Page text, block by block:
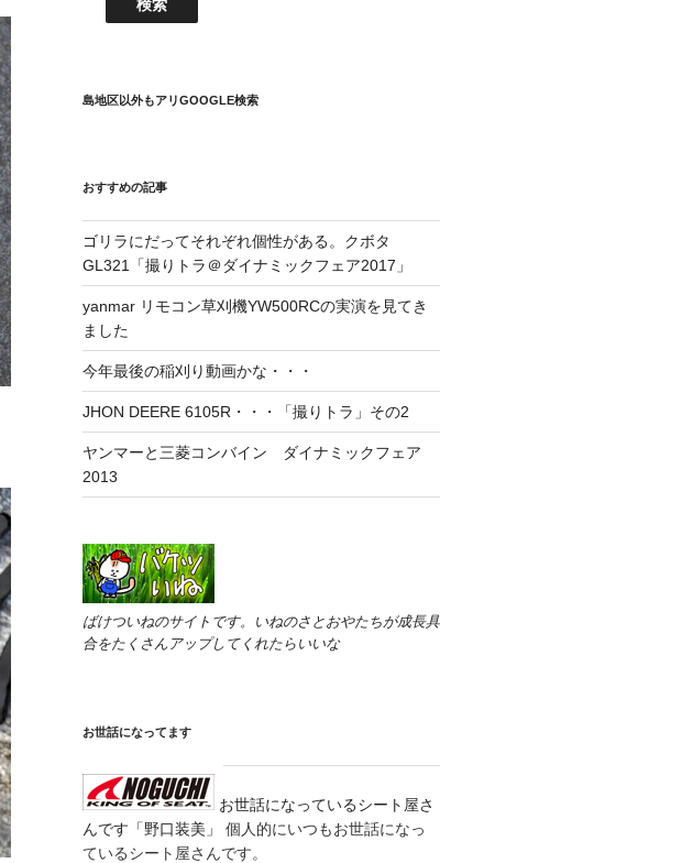
島地区以外もアリGOOGLE検索
おすすめの記事
ゴリラにだってそれぞれ個性がある。クボタ
GL321「撮りトラ＠ダイナミックフェア2017」
yanmar リモコン草刈機YW500RCの実演を見てき
ました
今年最後の稲刈り動画かな・・・
JHON DEERE 6105R・・・「撮りトラ」その2
ヤンマーと三菱コンバイン ダイナミックフェア
2013
ばけついねのサイトです。いねのさとおやたちが成長具
合をたくさんアップしてくれたらいいな
お世話になってます
お世話になっているシート屋さ
んです「野口装美」
個人的にいつもお世話になっ
ているシート屋さんです。